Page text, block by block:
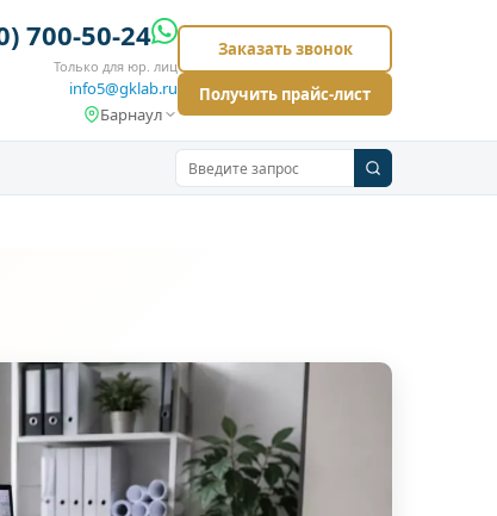
700-50-24
Только для юр. лиц
info5@gklab.ru
Барнаул
Заказать звонок
Получить прайс-лист